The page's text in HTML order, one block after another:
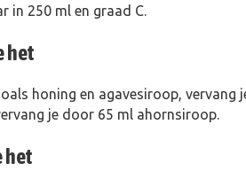
in 250 ml en graad C.
het
honing en agavesiroop,
je door 65 ml ahornsiroop.
het